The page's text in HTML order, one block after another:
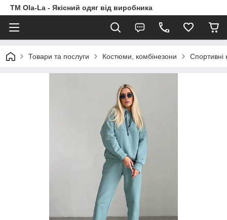
TM Ola-La - Якісний одяг від виробника
Товари та послуги Костюми, комбінезони Спортивні